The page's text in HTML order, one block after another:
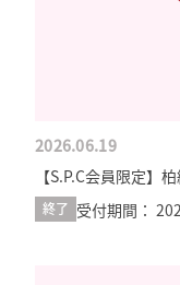
2026.06.19
【S.P.C会員限定】
終了 受付期間：